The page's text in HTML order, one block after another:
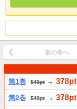
前の巻へ
第1巻 540pt → 378pt
第2巻 540pt → 378pt